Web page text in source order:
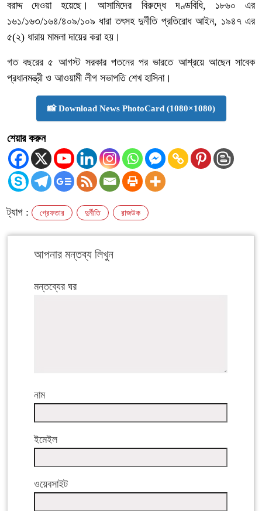
বরাদ্দ দেওয়া হয়েছে। আসামিদের বিরুদ্ধে দণ্ডবিধি, ১৮৬০ এর
১৬১/১৬৩/১৬৪/৪০৯/১০৯ ধারা তৎসহ দুর্নীতি প্রতিরোধ আইন, ১৯৪৭ এর
৫(২) ধারায় মামলা দায়ের করা হয়।
গত বছরের ৫ আগস্ট সরকার পতনের পর ভারতে আশ্রয়ে আছেন সাবেক
প্রধানমন্ত্রী ও আওয়ামী লীগ সভাপতি শেখ হাসিনা।
📸 Download News PhotoCard (1080×1080)
শেয়ার করুন
ট্যাগ : গ্রেফতার দুর্নীতি রাজউক
আপনার মন্তব্য লিখুন
মন্তব্যের ঘর
নাম
ইমেইল
ওয়েবসাইট